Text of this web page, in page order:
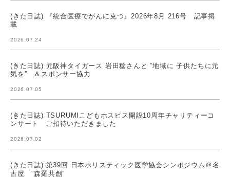
(きた日誌) 『統合医療でがんに克つ』2026年8月 216号 記事掲
載
2026.07.24
(きた日誌) 元阪神タイガース 岩田稔さんと ”地域に 子供たちに元
気を” ＆スポンサー協力
2026.07.05
(きた日誌) TSURUMIこどもホスピス開設10周年チャリティーコ
ンサート ご招待いただきました
2026.07.02
(きた日誌) 第39回 日本ホリスティック医学協会シンポジウム＠名
古屋 ”森羅共創”